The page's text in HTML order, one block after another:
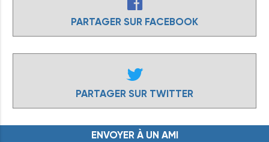
PARTAGER SUR FACEBOOK
PARTAGER SUR TWITTER
ENVOYER À UN AMI